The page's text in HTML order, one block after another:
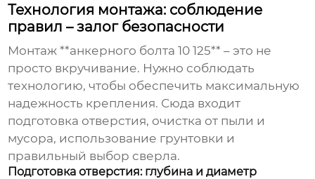
Технология монтажа: соблюдение
правил – залог безопасности
Монтаж **анкерного болта 10 125** – это не
просто вкручивание. Нужно соблюдать
технологию, чтобы обеспечить максимальную
надежность крепления. Сюда входит
подготовка отверстия, очистка от пыли и
мусора, использование грунтовки и
правильный выбор сверла.
Подготовка отверстия: глубина и диаметр